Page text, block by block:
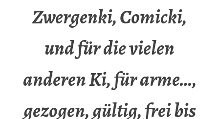
Zwergenki, Comicki,
und für die vielen
anderen Ki, für arme…,
gezogen, gültig, frei bis